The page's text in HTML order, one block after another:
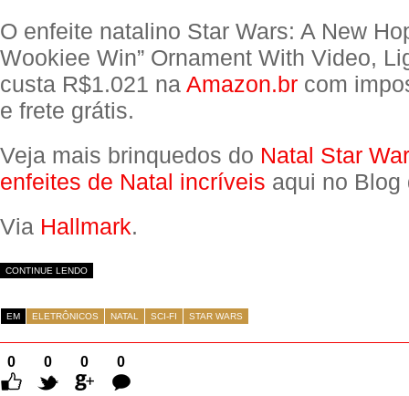
O enfeite natalino Star Wars: A New
Wookiee Win” Ornament With Video,
custa R$1.021 na Amazon.br com
e frete grátis.
Veja mais brinquedos do Natal Star
enfeites de Natal incríveis aqui no Blog
Via Hallmark.
CONTINUE LENDO
EM ELETRÔNICOS NATAL SCI-FI STAR WARS
0 0 0
0
Comentários